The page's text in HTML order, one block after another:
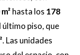
hasta los 178
último piso, que
. Las unidades